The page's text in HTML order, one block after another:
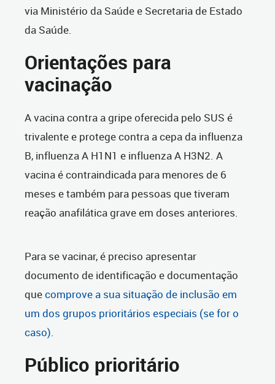
via Ministério da Saúde e Secretaria de Estado
da Saúde.
Orientações para
vacinação
A vacina contra a gripe oferecida pelo SUS é
trivalente e protege contra a cepa da influenza
B, influenza A H1N1 e influenza A H3N2. A
vacina é contraindicada para menores de 6
meses e também para pessoas que tiveram
reação anafilática grave em doses anteriores.
Para se vacinar, é preciso apresentar
documento de identificação e documentação
quecomprove a sua situação de inclusão em
um dos grupos prioritários especiais (se for o
caso).
Público prioritário